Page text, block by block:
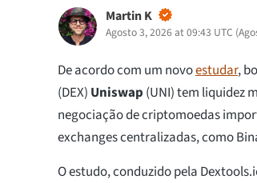
Martin K
Agosto 3, 2026 at 09:43 UTC (
De acordo com um novoestudar,
(DEX) Uniswap (UNI) tem liquidez
negociação de criptomoedas
exchanges centralizadas, como
O estudo, conduzido pela